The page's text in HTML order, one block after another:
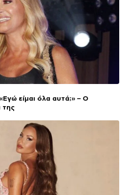
είμαι όλα αυτά;» – Ο
της